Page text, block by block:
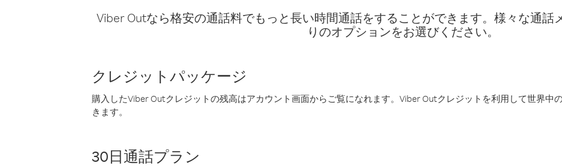
Viber Outなら格安の通話料でもっと長い時間通話をすることができます。様々な通話
りのオプションをお選びください。
クレジットパッケージ
購入したViber Outクレジットの残高はアカウント画面からご覧になれます。Viber Outクレジットを利用して世界中
きます。
30日通話プラン